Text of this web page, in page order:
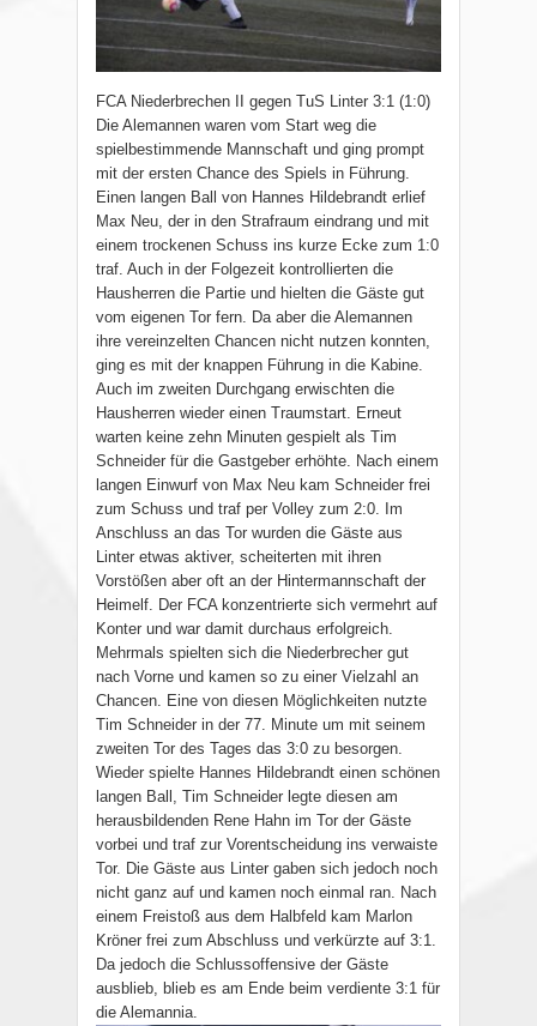
FCA Niederbrechen II gegen TuS Linter 3:1 (1:0)
Die Alemannen waren vom Start weg die
spielbestimmende Mannschaft und ging prompt
mit der ersten Chance des Spiels in Führung.
Einen langen Ball von Hannes Hildebrandt erlief
Max Neu, der in den Strafraum eindrang und mit
einem trockenen Schuss ins kurze Ecke zum 1:0
traf. Auch in der Folgezeit kontrollierten die
Hausherren die Partie und hielten die Gäste gut
vom eigenen Tor fern. Da aber die Alemannen
ihre vereinzelten Chancen nicht nutzen konnten,
ging es mit der knappen Führung in die Kabine.
Auch im zweiten Durchgang erwischten die
Hausherren wieder einen Traumstart. Erneut
warten keine zehn Minuten gespielt als Tim
Schneider für die Gastgeber erhöhte. Nach einem
langen Einwurf von Max Neu kam Schneider frei
zum Schuss und traf per Volley zum 2:0. Im
Anschluss an das Tor wurden die Gäste aus
Linter etwas aktiver, scheiterten mit ihren
Vorstößen aber oft an der Hintermannschaft der
Heimelf. Der FCA konzentrierte sich vermehrt auf
Konter und war damit durchaus erfolgreich.
Mehrmals spielten sich die Niederbrecher gut
nach Vorne und kamen so zu einer Vielzahl an
Chancen. Eine von diesen Möglichkeiten nutzte
Tim Schneider in der 77. Minute um mit seinem
zweiten Tor des Tages das 3:0 zu besorgen.
Wieder spielte Hannes Hildebrandt einen schönen
langen Ball, Tim Schneider legte diesen am
herausbildenden Rene Hahn im Tor der Gäste
vorbei und traf zur Vorentscheidung ins verwaiste
Tor. Die Gäste aus Linter gaben sich jedoch noch
nicht ganz auf und kamen noch einmal ran. Nach
einem Freistoß aus dem Halbfeld kam Marlon
Kröner frei zum Abschluss und verkürzte auf 3:1.
Da jedoch die Schlussoffensive der Gäste
ausblieb, blieb es am Ende beim verdiente 3:1 für
die Alemannia.